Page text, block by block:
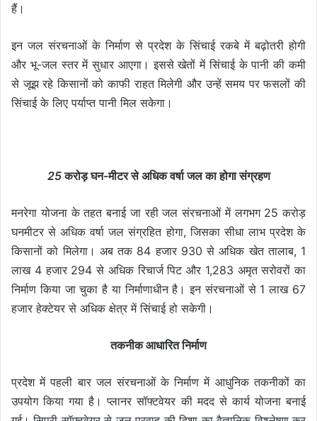
हैं।
इन जल संरचनाओं के निर्माण से प्रदेश के सिंचाई रकबे में बढ़ोतरी होगी
और भू-जल स्तर में सुधार आएगा। इससे खेतों में सिंचाई के पानी की कमी
से जूझ रहे किसानों को काफी राहत मिलेगी और उन्हें समय पर फसलों की
सिंचाई के लिए पर्याप्त पानी मिल सकेगा।
25करोड़ घन-मीटर से अधिक वर्षा जल का होगा संग्रहण
मनरेगा योजना के तहत बनाई जा रही जल संरचनाओं में लगभग 25 करोड़
घनमीटर से अधिक वर्षा जल संग्रहित होगा, जिसका सीधा लाभ प्रदेश के
किसानों को मिलेगा। अब तक 84 हजार 930 से अधिक खेत तालाब, 1
लाख 4 हजार 294 से अधिक रिचार्ज पिट और 1,283 अमृत सरोवरों का
निर्माण किया जा चुका है या निर्माणाधीन है। इन संरचनाओं से 1 लाख 67
हजार हेक्टेयर से अधिक क्षेत्र में सिंचाई हो सकेगी।
तकनीक आधारित निर्माण
प्रदेश में पहली बार जल संरचनाओं के निर्माण में आधुनिक तकनीकों का
उपयोग किया गया है। प्लानर सॉफ्टवेयर की मदद से कार्य योजना बनाई